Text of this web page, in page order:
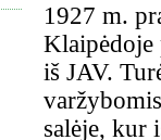
1927 m.
Klaipėdoje
iš JAV.
salėje, kur